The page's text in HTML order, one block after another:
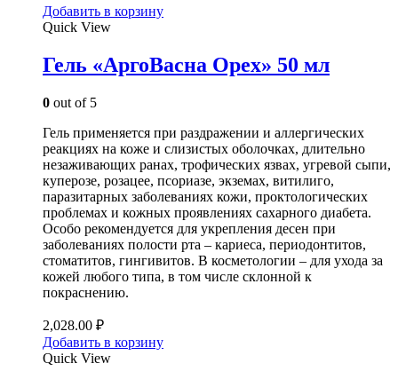
Добавить в корзину
Quick View
Гель «АргоВасна Орех» 50 мл
0 out of 5
Гель применяется при раздражении и аллергических
реакциях на коже и слизистых оболочках, длительно
незаживающих ранах, трофических язвах, угревой сыпи,
куперозе, розацее, псориазе, экземах, витилиго,
паразитарных заболеваниях кожи, проктологических
проблемах и кожных проявлениях сахарного диабета.
Особо рекомендуется для укрепления десен при
заболеваниях полости рта – кариеса, периодонтитов,
стоматитов, гингивитов. В косметологии – для ухода за
кожей любого типа, в том числе склонной к
покраснению.
2,028.00 ₽
Добавить в корзину
Quick View